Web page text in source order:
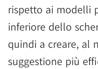
rispetto ai modelli
inferiore dello
quindi a creare, al
suggestione più